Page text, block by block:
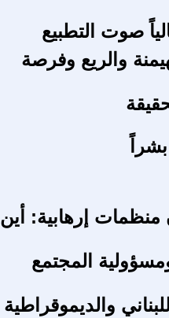
صوت التطبيع
والريع وفرصة
منظمات إرهابية: أين
المجتمع
والديموقراطية